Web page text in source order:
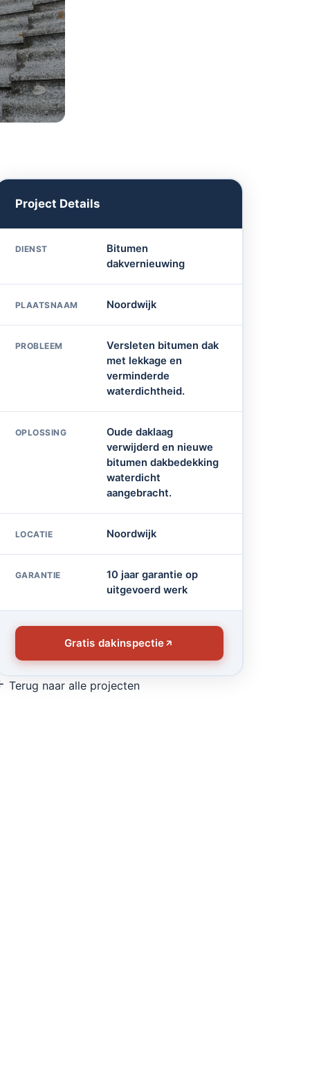
Project Details
DIENST
Bitumen
dakvernieuwing
PLAATSNAAM Noordwijk
PROBLEEM
Versleten bitumen dak
met lekkage en
verminderde
waterdichtheid.
OPLOSSING
Oude daklaag
verwijderd en nieuwe
bitumen dakbedekking
waterdicht
aangebracht.
LOCATIE Noordwijk
GARANTIE
10 jaar garantie op
uitgevoerd werk
Gratis dakinspectie
Terug naar alle projecten